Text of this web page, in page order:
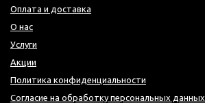
Оплата и доставка
О нас
Услуги
Акции
Политика конфиденциальности
Согласие на обработку персональных данных